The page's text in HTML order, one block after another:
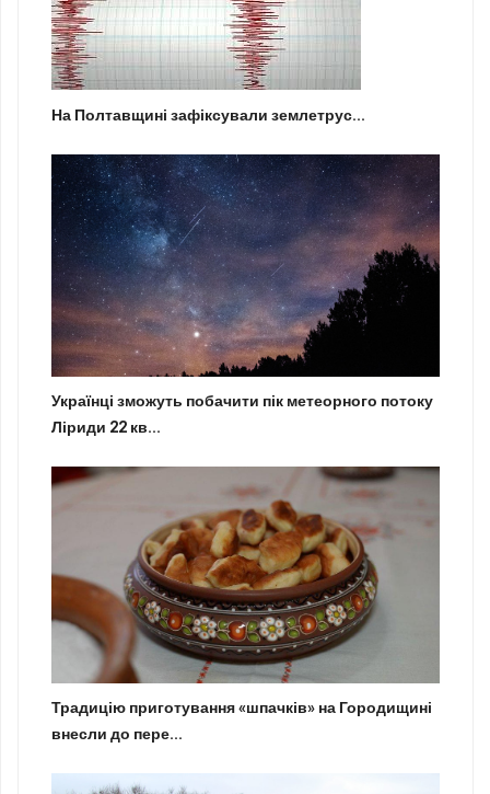
На Полтавщині зафіксували землетрус...
Українці зможуть побачити пік метеорного потоку
Ліриди 22 кв...
Традицію приготування «шпачків» на Городищині
внесли до пере...